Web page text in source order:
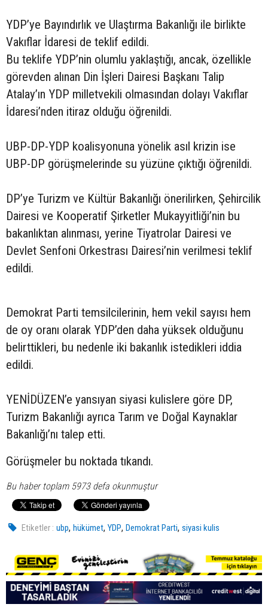
YDP’ye Bayındırlık ve Ulaştırma Bakanlığı ile birlikte
Vakıflar İdaresi de teklif edildi.
Bu teklife YDP’nin olumlu yaklaştığı, ancak, özellikle
görevden alınan Din İşleri Dairesi Başkanı Talip
Atalay’ın YDP milletvekili olmasından dolayı Vakıflar
İdaresi’nden itiraz olduğu öğrenildi.
UBP-DP-YDP koalisyonuna yönelik asıl krizin ise
UBP-DP görüşmelerinde su yüzüne çıktığı öğrenildi.
DP’ye Turizm ve Kültür Bakanlığı önerilirken, Şehircilik
Dairesi ve Kooperatif Şirketler Mukayyitliği’nin bu
bakanlıktan alınması, yerine Tiyatrolar Dairesi ve
Devlet Senfoni Orkestrası Dairesi’nin verilmesi teklif
edildi.
Demokrat Parti temsilcilerinin, hem vekil sayısı hem
de oy oranı olarak YDP’den daha yüksek olduğunu
belirttikleri, bu nedenle iki bakanlık istedikleri iddia
edildi.
YENİDÜZEN’e yansıyan siyasi kulislere göre DP,
Turizm Bakanlığı ayrıca Tarım ve Doğal Kaynaklar
Bakanlığı’nı talep etti.
Görüşmeler bu noktada tıkandı.
Bu haber toplam 5973 defa okunmuştur
Etiketler : ubp,hükümet,YDP,Demokrat Parti,siyasi kulis